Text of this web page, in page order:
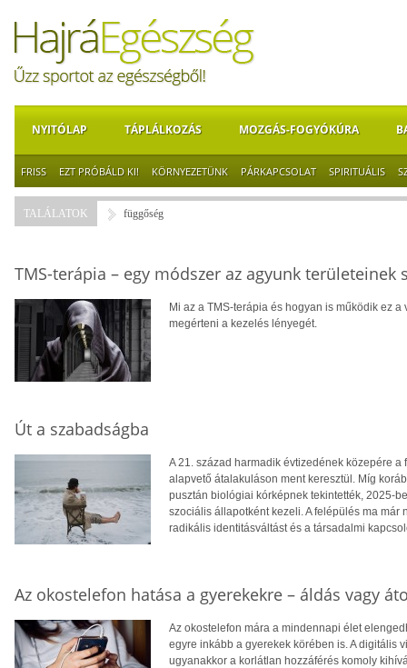
NYITÓLAP TÁPLÁLKOZÁS MOZGÁS-FOGYÓKÚRA
FRISS EZT PRÓBÁLD KI! KÖRNYEZETÜNK PÁRKAPCSOLAT SPIRITUÁLIS
TALÁLATOK függőség
TMS-terápia – egy módszer az agyunk területeinek
Mi az a TMS-terápia és hogyan is működik ez
megérteni a kezelés lényegét.
Út a szabadságba
A 21. század harmadik évtizedének közepére
alapvető átalakuláson ment keresztül. Míg
pusztán biológiai kórképnek tekintették, 2025-
szociális állapotként kezeli. A felépülés ma
radikális identitásváltást és a társadalmi
Az okostelefon hatása a gyerekekre – áldás vagy
Az okostelefon mára a mindennapi élet
egyre inkább a gyerekek körében is. A digitális
ugyanakkor a korlátlan hozzáférés komoly